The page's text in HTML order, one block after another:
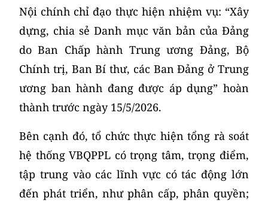
Nội chính chỉ đạo thực hiện nhiệm vụ: “Xây
dựng, chia sẻ Danh mục văn bản của Đảng
do Ban Chấp hành Trung ương Đảng, Bộ
Chính trị, Ban Bí thư, các Ban Đảng ở Trung
ương ban hành đang được áp dụng” hoàn
thành trước ngày 15/5/2026.
Bên cạnh đó, tổ chức thực hiện tổng rà soát
hệ thống VBQPPL có trọng tâm, trọng điểm,
tập trung vào các lĩnh vực có tác động lớn
đến phát triển, như phân cấp, phân quyền;